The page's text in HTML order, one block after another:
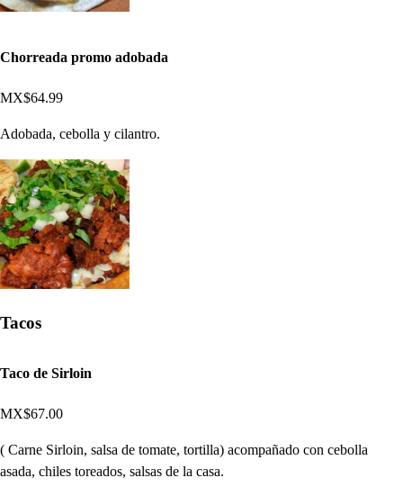
Chorreada promo adobada
MX$64.99
Adobada, cebolla y cilantro.
Tacos
Taco de Sirloin
MX$67.00
( Carne Sirloin, salsa de tomate, tortilla) acompañado con cebolla
asada, chiles toreados, salsas de la casa.